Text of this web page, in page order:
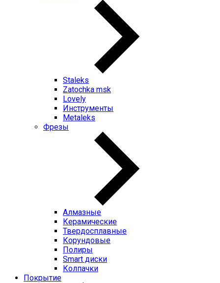
Staleks
Zatochka msk
Lovely
Инструменты
Metaleks
Фрезы
Алмазные
Керамические
Твердосплавные
Корундовые
Полиры
Smart диски
Колпачки
Покрытие